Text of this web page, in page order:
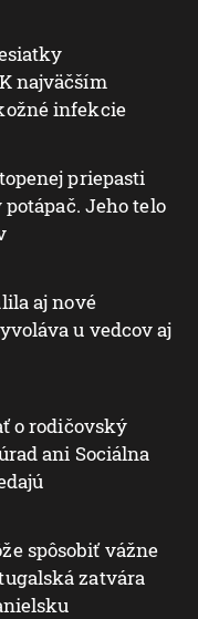
najväčším
infekcie
priepasti
Jeho telo
aj nové
u vedcov aj
o rodičovský
ani Sociálna
spôsobiť vážne
zatvára